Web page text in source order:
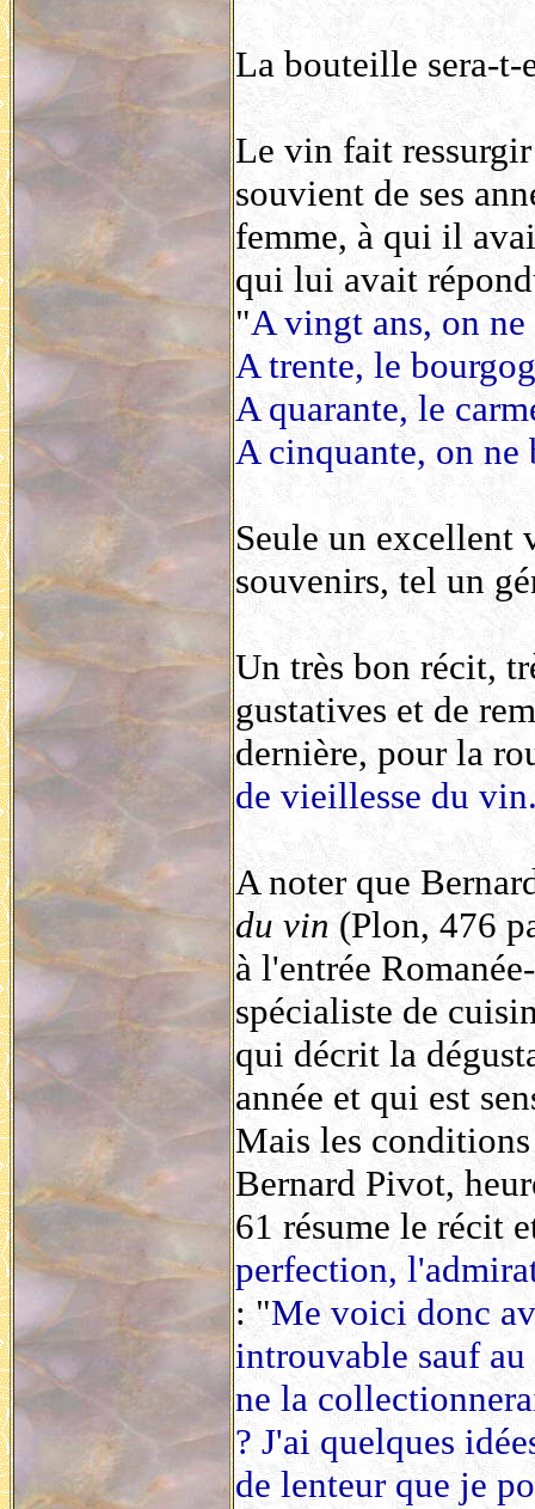
La bouteille sera-t-
Le vin fait
souvient de ses
femme, à qui il
qui lui avait
"A vingt ans, on
A trente, le
A quarante, le
A cinquante, on
Seule un excellent
souvenirs, tel un
Un très bon récit,
gustatives et de
dernière, pour la
de vieillesse du
A noter que
du vin (Plon, 476
à l'entrée
spécialiste de
qui décrit la
année et qui est
Mais les
Bernard Pivot,
61 résume le récit
perfection,
: "Me voici donc
introuvable sauf
ne la
? J'ai quelques
de lenteur que je